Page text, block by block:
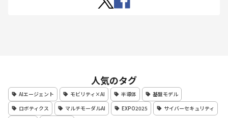
人気のタグ
AIエージェント モビリティ×AI 半導体
基盤モデル
ロボティクス
マルチモーダルAI EXPO2025
サイバーセキュリティ